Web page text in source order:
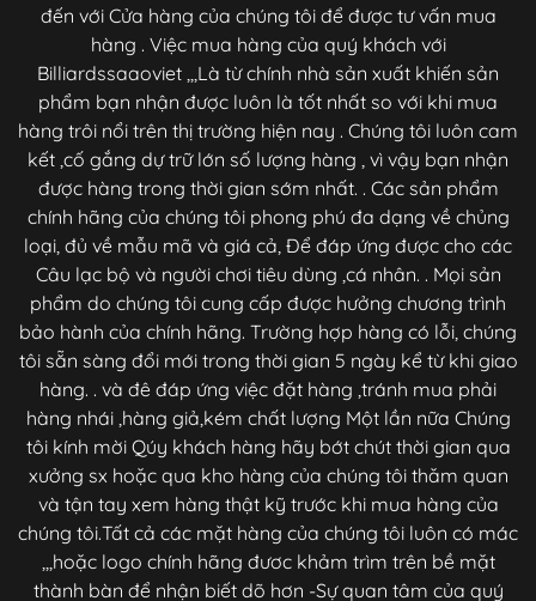
đến với Cửa hàng của chúng tôi để được tư vấn mua
hàng . Việc mua hàng của quý khách với
Billiardssaaoviet ,,,Là từ chính nhà sản xuất khiến sản
phẩm bạn nhận được luôn là tốt nhất so với khi mua
hàng trôi nổi trên thị trường hiện nay . Chúng tôi luôn cam
kết ,cố gắng dự trữ lớn số lượng hàng , vì vậy bạn nhận
được hàng trong thời gian sớm nhất. . Các sản phẩm
chính hãng của chúng tôi phong phú đa dạng về chủng
loại, đủ về mẫu mã và giá cả, Để đáp ứng được cho các
Câu lạc bộ và người chơi tiêu dùng ,cá nhân. . Mọi sản
phẩm do chúng tôi cung cấp được hưởng chương trình
bảo hành của chính hãng. Trường hợp hàng có lỗi, chúng
tôi sẵn sàng đổi mới trong thời gian 5 ngày kể từ khi giao
hàng. . và đê đáp ứng việc đặt hàng ,tránh mua phải
hàng nhái ,hàng giả,kém chất lượng Một lần nữa Chúng
tôi kính mời Qúy khách hàng hãy bớt chút thời gian qua
xưởng sx hoặc qua kho hàng của chúng tôi thăm quan
và tận tay xem hàng thật kỹ trước khi mua hàng của
chúng tôi.Tất cả các mặt hàng của chúng tôi luôn có mác
,,,hoặc logo chính hãng đươc khảm trìm trên bề mặt
thành bàn để nhận biết dõ hơn -Sự quan tâm của quý